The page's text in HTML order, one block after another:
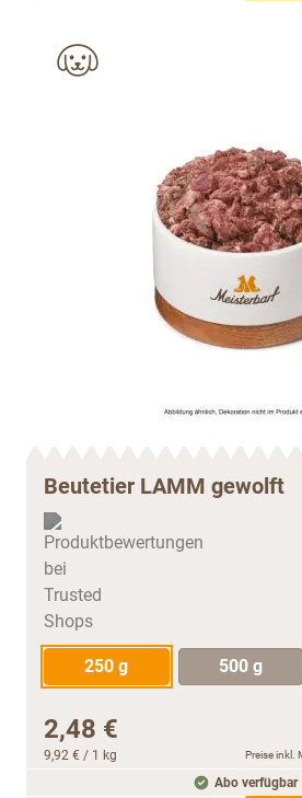
Beutetier LAMM gewolft
250 g 500 g
2,48 €
9,92 € / 1 kg Preise inkl.
Abo verfügbar